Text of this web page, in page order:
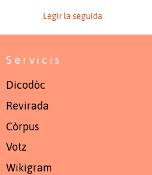
Legir la seguida
Servicis
Dicodòc
Revirada
Còrpus
Votz
Wikigram